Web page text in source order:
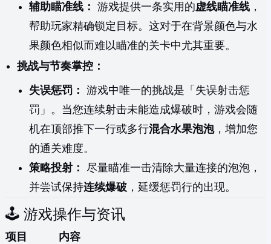
辅助瞄准线： 游戏提供一条实用的虚线瞄准线 ，
帮助玩家精确锁定目标。这对于在背景颜色与水
果颜色相似而难以瞄准的关卡中尤其重要。
挑战与节奏掌控：
失误惩罚： 游戏中唯一的挑战是「失误射击惩
罚」。当您连续射击未能造成爆破时，游戏会随
机在顶部推下一行或多行混合水果泡泡，增加您
的通关难度。
策略投射：
尽量瞄准一击清除大量连接的泡泡，
并尝试保持连续爆破 ，延缓惩罚行的出现。
🕹️ 游戏操作与资讯
项目
内容